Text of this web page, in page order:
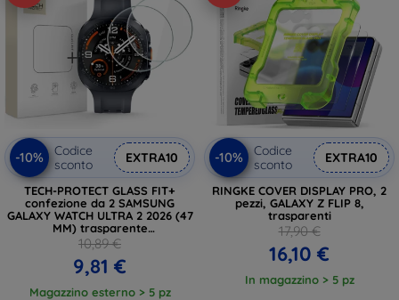
-10%
Codice
sconto
EXTRA10
TECH-PROTECT GLASS FIT+
confezione da 2 SAMSUNG
GALAXY WATCH ULTRA 2 2026 (47
MM) trasparente
(5906302324668)
10,89 €
9,81 €
Magazzino esterno > 5 pz
-10%
Codice
sconto
EXTRA10
RINGKE COVER DISPLAY PRO, 2
pezzi, GALAXY Z FLIP 8,
trasparenti
17,90 €
16,10 €
In magazzino > 5 pz